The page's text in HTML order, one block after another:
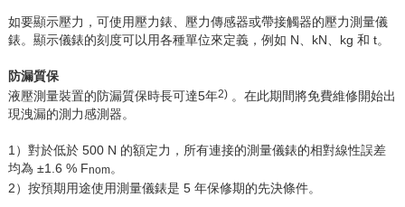
如要顯示壓力，可使用壓力錶、壓力傳感器或帶接觸器的壓力測量儀
錶。顯示儀錶的刻度可以用各種單位來定義，例如 N kN kg 和 t。
防漏質保
液壓測量裝置的防漏質保時長可達5年2) 。在此期間將免費維修開始出
現洩漏的測力感測器。
1 ）對於低於 500 N 的額定力，所有連接的測量儀錶的相對線性誤差
均為 ±1.6 % Fnom。
2）按預期用途使用測量儀錶是 5 年保修期的先決條件。